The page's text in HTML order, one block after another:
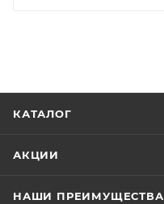
КАТАЛОГ
АКЦИИ
НАШИ ПРЕИМУЩЕСТВА